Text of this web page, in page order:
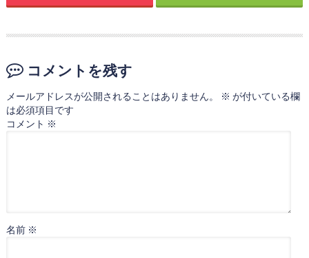
コメントを残す
メールアドレスが公開されることはありません。 ※ が付いている欄
は必須項目です
コメント ※
名前 ※